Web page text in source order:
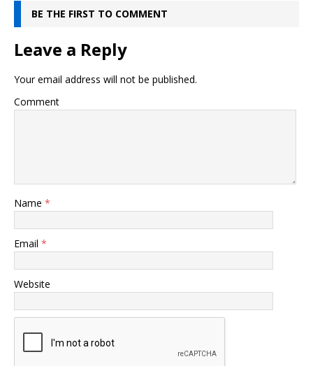
BE THE FIRST TO COMMENT
Leave a Reply
Your email address will not be published.
Comment
Name *
Email *
Website